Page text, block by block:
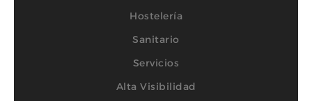
Hostelería
Sanitario
Servicios
Alta Visibilidad